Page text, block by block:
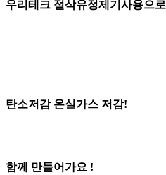
우리테크 절삭유정제기사용으로
탄소저감 온실가스 저감!
함께 만들어가요 !